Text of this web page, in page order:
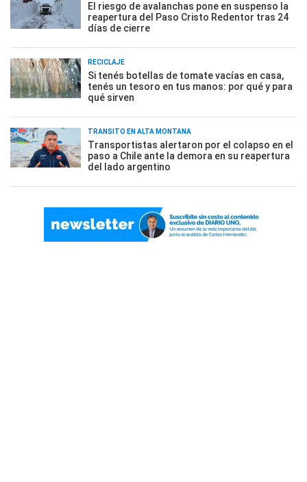
El riesgo de avalanchas pone en suspenso la
reapertura del Paso Cristo Redentor tras 24
días de cierre
RECICLAJE
Si tenés botellas de tomate vacías en casa,
tenés un tesoro en tus manos: por qué y para
qué sirven
TRÁNSITO EN ALTA MONTAÑA
Transportistas alertaron por el colapso en el
paso a Chile ante la demora en su reapertura
del lado argentino